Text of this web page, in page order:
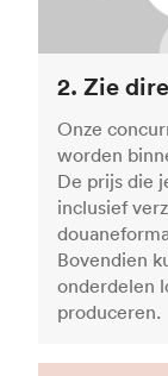
2. Zie
Onze
worden
De prijs die
inclusief
Bovendien
onderdelen
produceren.